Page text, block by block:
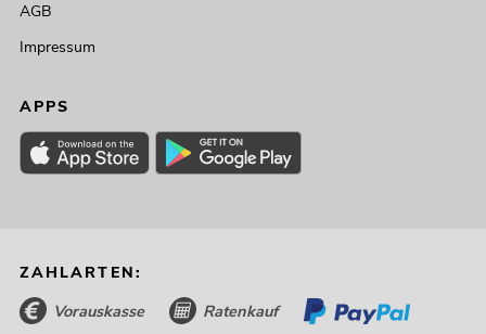
AGB
Impressum
APPS
ZAHLARTEN:
Vorauskasse Ratenkauf